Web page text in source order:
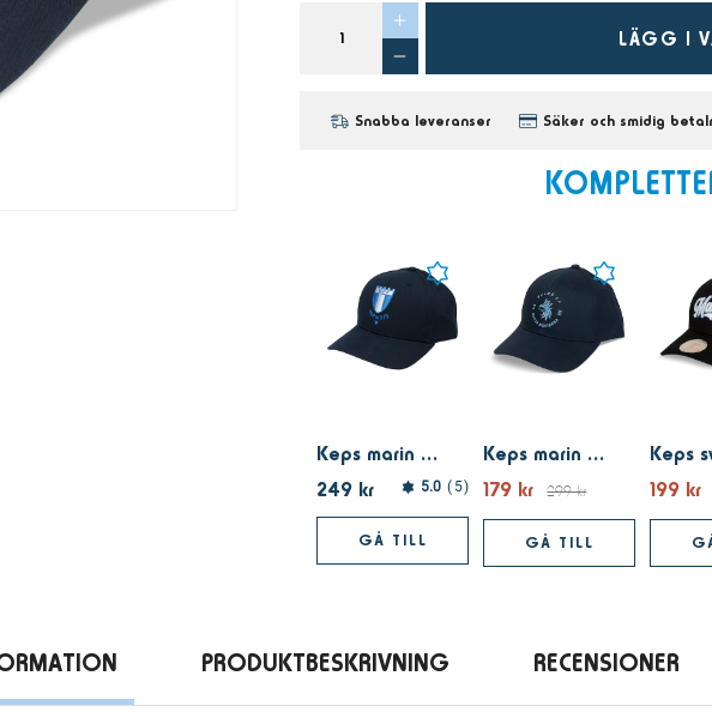
LÄGG I
Snabba leveranser Säker och smidig
Keps marin logo färg
249 kr
5.0 5
GÅ TILL
Keps marin mesta mästarna
179 kr
299 kr
GÅ TILL
199 kr
PRODUKTBESKRIVNING RECENSIONER